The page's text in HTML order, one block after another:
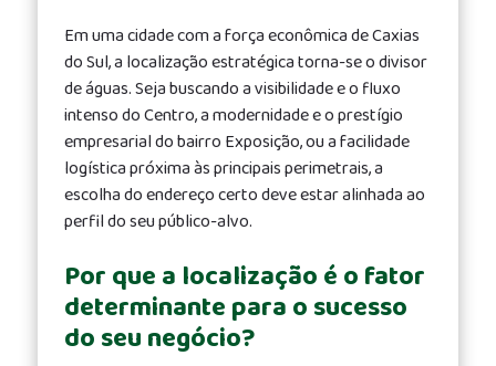
Em uma cidade com a força econômica de Caxias
do Sul, a localização estratégica torna-se o divisor
de águas. Seja buscando a visibilidade e o fluxo
intenso do Centro, a modernidade e o prestígio
empresarial do bairro Exposição, ou a facilidade
logística próxima às principais perimetrais, a
escolha do endereço certo deve estar alinhada ao
perfil do seu público-alvo.
Por que a localização é o fator
determinante para o sucesso
do seu negócio?